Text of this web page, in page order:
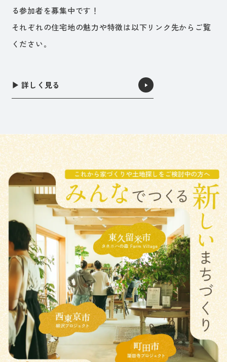
る参加者を募集中です！
それぞれの住宅地の魅力や特徴は以下リンク先からご覧
ください。
▶︎ 詳しく見る